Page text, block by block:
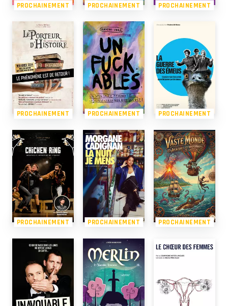
PROCHAINEMENT PROCHAINEMENT PROCHAINEMENT
PROCHAINEMENT PROCHAINEMENT PROCHAINEMENT
PROCHAINEMENT PROCHAINEMENT PROCHAINEMENT